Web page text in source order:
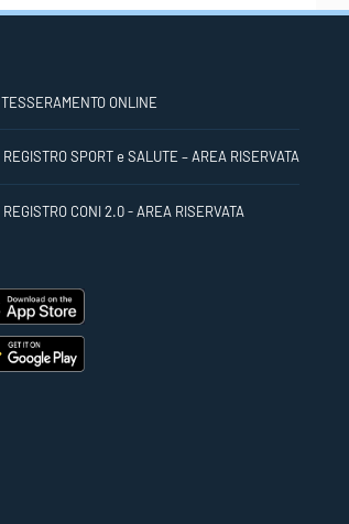
TESSERAMENTO ONLINE
REGISTRO SPORT e SALUTE – AREA RISERVATA
REGISTRO CONI 2.0 - AREA RISERVATA